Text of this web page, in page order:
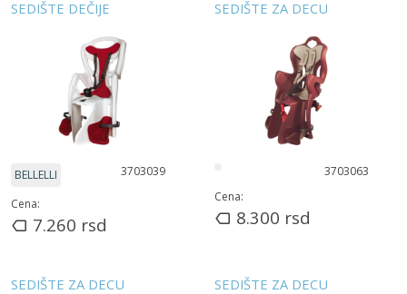
SEDIŠTE DEČIJE
BELLELLI 3703039
Cena:
7.260 rsd
SEDIŠTE ZA DECU
3703063
Cena:
8.300 rsd
SEDIŠTE ZA DECU SEDIŠTE ZA DECU